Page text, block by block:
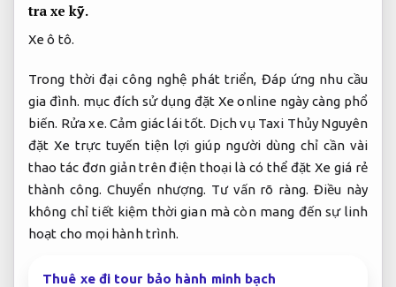
tra xe kỹ.
Xe ô tô.
Trong thời đại công nghệ phát triển, Đáp ứng nhu cầu
gia đình. mục đích sử dụng đặt Xe online ngày càng phổ
biến. Rửa xe. Cảm giác lái tốt. Dịch vụ Taxi Thủy Nguyên
đặt Xe trực tuyến tiện lợi giúp người dùng chỉ cần vài
thao tác đơn giản trên điện thoại là có thể đặt Xe giá rẻ
thành công. Chuyển nhượng. Tư vấn rõ ràng. Điều này
không chỉ tiết kiệm thời gian mà còn mang đến sự linh
hoạt cho mọi hành trình.
Thuê xe đi tour bảo hành minh bạch